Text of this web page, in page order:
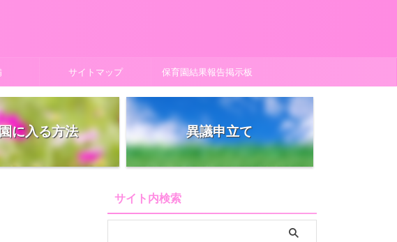
サイトマップ 保育園結果報告掲示板
に入る方法 異議申立て
サイト内検索